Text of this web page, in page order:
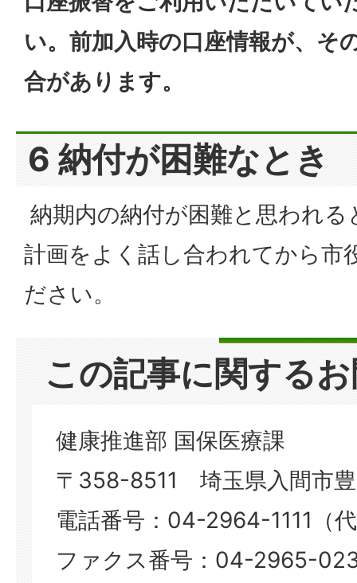
い。前加入時の口座情報が、そ
合があります。
6 納付が困難なとき
納期内の納付が困難と思われ
計画をよく話し合われてから市
ださい。
この記事に関する
健康推進部 国保医療課
〒358-8511 埼玉県入間市
電話番号：04-2964-1111（
ファクス番号：04-2965-